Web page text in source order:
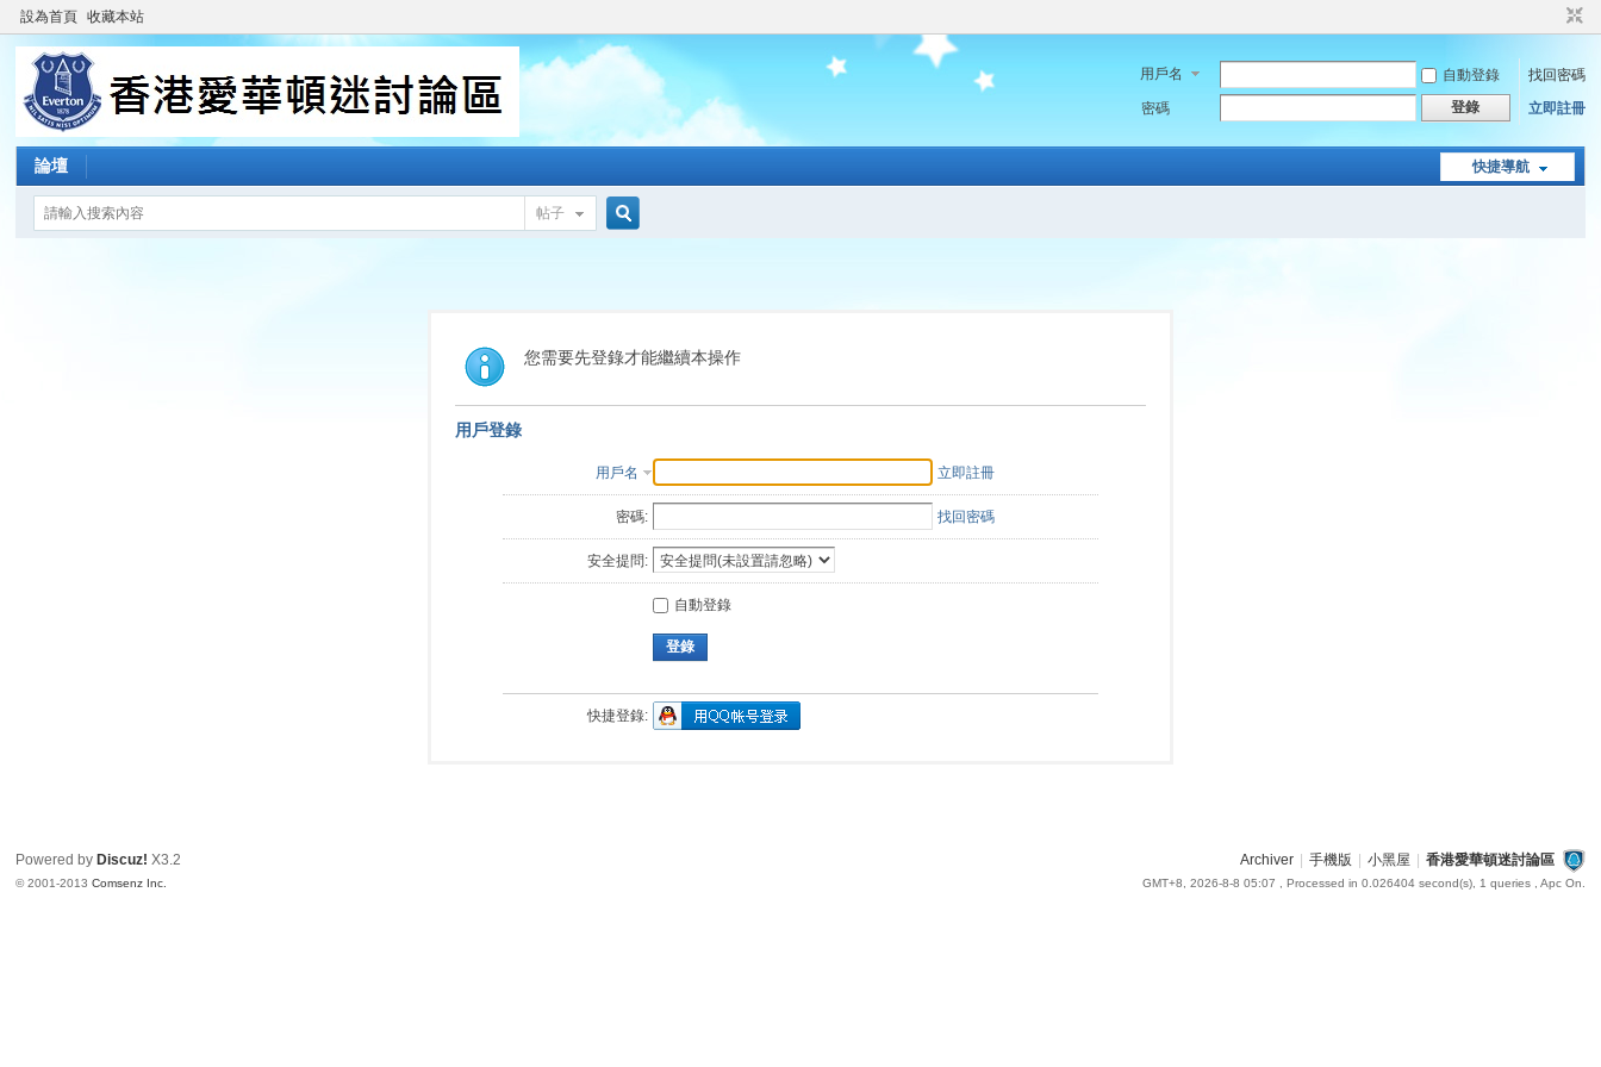
設為首頁 收藏本站
用戶名 自動登錄
找回密碼
密碼
登錄 立即註冊
快捷導航
論壇
帖子
索
您需要先登錄才能繼續本操作
用戶登錄
用戶名 立即註冊
密碼: 找回密碼
安全提問:
自動登錄
登錄
快捷登錄:
Archiver 手機版 小黑屋 香港愛華頓迷討論區
GMT+8, 2026-8-8 05:07 , Processed in 0.026404 second(s), 1 queries , Apc On.
Powered by Discuz! X3.2
© 2001-2013Comsenz Inc.